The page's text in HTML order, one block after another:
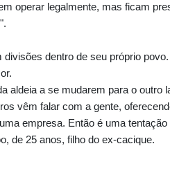
operar legalmente, mas ficam
dentro de seu próprio
aldeia a se mudarem para o outro
vêm falar com a gente,
empresa. Então é uma
de 25 anos, filho do ex-cacique.